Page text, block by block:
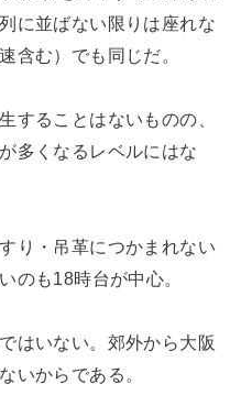
に並ばない限りは座れな
含む）でも同じだ。
することはないものの、
多くなるレベルにはな
り・吊革につかまれない
のも18時台が中心。
はいない。郊外から大阪
いからである。